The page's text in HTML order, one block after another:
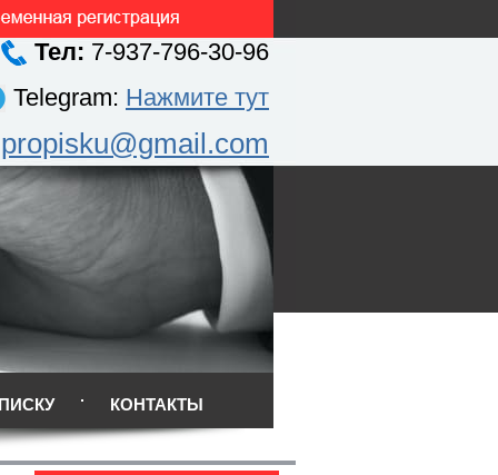
Тел: 7-937-796-30-96
Telegram: Нажмите тут
КОНТАКТЫ